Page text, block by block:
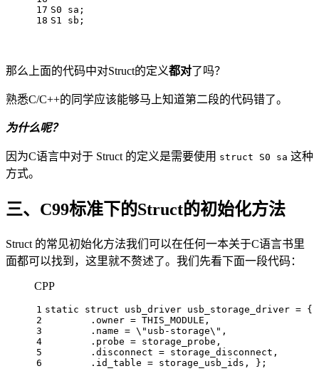
17
18
S0 sa;
S1 sb;
那么上面的代码中对Struct的定义都对了吗？
熟悉C/C++的同学应该能够马上知道第二段的代码错了。
为什么呢？
因为C语言中对于 Struct 的定义是需要使用 struct S0 sa 这种
方式。
三、C99标准下的Struct的初始化方法
Struct 的常见初始化方法我们可以在任何一本关于C语言书里
面都可以找到，这里就不赘述了。我们先看下面一段代码：
CPP
1
2
3
4
5
6
static struct usb_driver usb_storage_driver = {
	.owner = THIS_MODULE,
	.name = \
"usb-storage\",
	.probe = storage_probe,
	.disconnect = storage_disconnect,
	.id_table = storage_usb_ids, };